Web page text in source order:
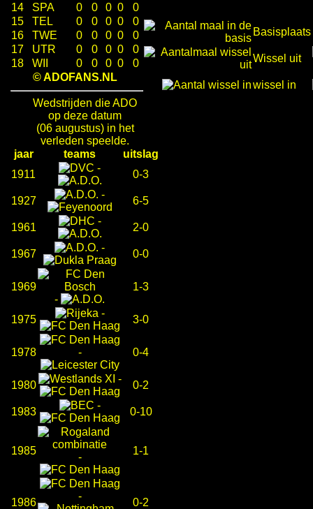
14
SPA 0 0 0 0
0
15
TEL 0 0 0 0
0
16
TWE 0 0 0 0
0
17
UTR 0 0 0 0
0
18
WII 0 0 0 0
0
© ADOFANS.NL
Wedstrijden die ADO
op deze datum
(06 augustus) in het
verleden speelde.
jaar
teams
uitslag
1911
-
0-3
1927
-
6-5
1961
-
2-0
1967
-
0-0
1969
-
1-3
1975
-
3-0
1978 - 0-4
1980
-
0-2
1983
-
0-10
1985
-
1-1
1986
-
0-2
Basisplaats
Wissel uit
wissel in